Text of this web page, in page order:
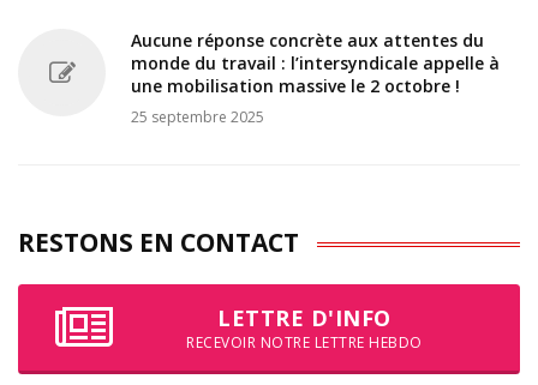
Aucune réponse concrète aux attentes du
monde du travail : l’intersyndicale appelle à
une mobilisation massive le 2 octobre !
25 septembre 2025
RESTONS EN CONTACT
LETTRE D'INFO
RECEVOIR NOTRE LETTRE HEBDO